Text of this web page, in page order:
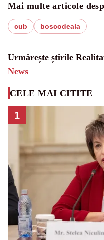
Mai multe articole
cub boscodeala
Urmărește știrile
News
CELE MAI CITITE
1